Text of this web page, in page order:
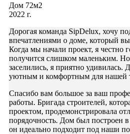
Дом 72м2
2022 г.
Дорогая команда SipDelux, хочу
впечатлениями о доме, который
Когда мы начали проект, я честно
получится слишком маленьким.
заселились, я приятно удивилась.
уютным и комфортным для нашей
Спасибо вам большое за ваш
работы. Бригада строителей,
проектом, продемонстрировала
порядочность. Дом был построен
он идеально подходит под наши